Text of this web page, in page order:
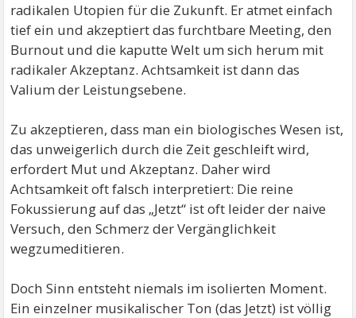
radikalen Utopien für die Zukunft. Er atmet einfach
tief ein und akzeptiert das furchtbare Meeting, den
Burnout und die kaputte Welt um sich herum mit
radikaler Akzeptanz. Achtsamkeit ist dann das
Valium der Leistungsebene.
Zu akzeptieren, dass man ein biologisches Wesen ist,
das unweigerlich durch die Zeit geschleift wird,
erfordert Mut und Akzeptanz. Daher wird
Achtsamkeit oft falsch interpretiert: Die reine
Fokussierung auf das „Jetzt“ ist oft leider der naive
Versuch, den Schmerz der Vergänglichkeit
wegzumeditieren.
Doch Sinn entsteht niemals im isolierten Moment.
Ein einzelner musikalischer Ton (das Jetzt) ist völlig